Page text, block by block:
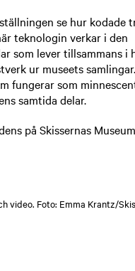
se hur kodade
teknologin verkar i den
som lever tillsammans i
ur museets
fungerar som
samtida delar.
på Skissernas
video. Foto: Emma Krantz/